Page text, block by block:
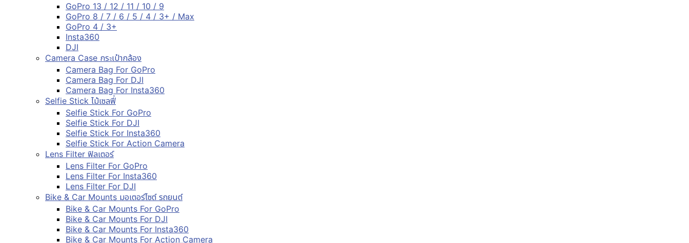
GoPro 13 / 12 / 11 / 10 / 9
GoPro 8 / 7 / 6 / 5 / 4 / 3+ / Max
GoPro 4 / 3+
Insta360
DJI
Camera Case กระเป๋ากล้อง
Camera Bag For GoPro
Camera Bag For DJI
Camera Bag For Insta360
Selfie Stick ไม้เซลฟี่
Selfie Stick For GoPro
Selfie Stick For DJI
Selfie Stick For Insta360
Selfie Stick For Action Camera
Lens Filter ฟิลเตอร์
Lens Filter For GoPro
Lens Filter For Insta360
Lens Filter For DJI
Bike & Car Mounts มอเตอร์ไซต์ รถยนต์
Bike & Car Mounts For GoPro
Bike & Car Mounts For DJI
Bike & Car Mounts For Insta360
Bike & Car Mounts For Action Camera